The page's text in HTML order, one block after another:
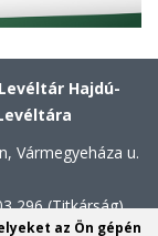
Hajdú-
Vármegyeháza u.
296 (Titkárság),
az Ön gépén